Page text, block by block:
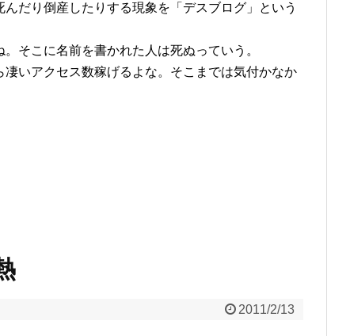
だり倒産したりする現象を「デスブログ」という
そこに名前を書かれた人は死ぬっていう。
いアクセス数稼げるよな。そこまでは気付かなか
2011/2/13